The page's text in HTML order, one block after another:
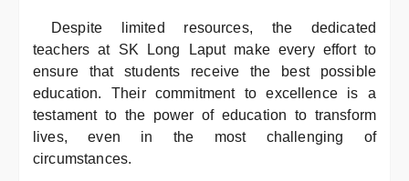
Despite limited resources, the dedicated
teachers at SK Long Laput make every effort to
ensure that students receive the best possible
education. Their commitment to excellence is a
testament to the power of education to transform
lives, even in the most challenging of
circumstances.